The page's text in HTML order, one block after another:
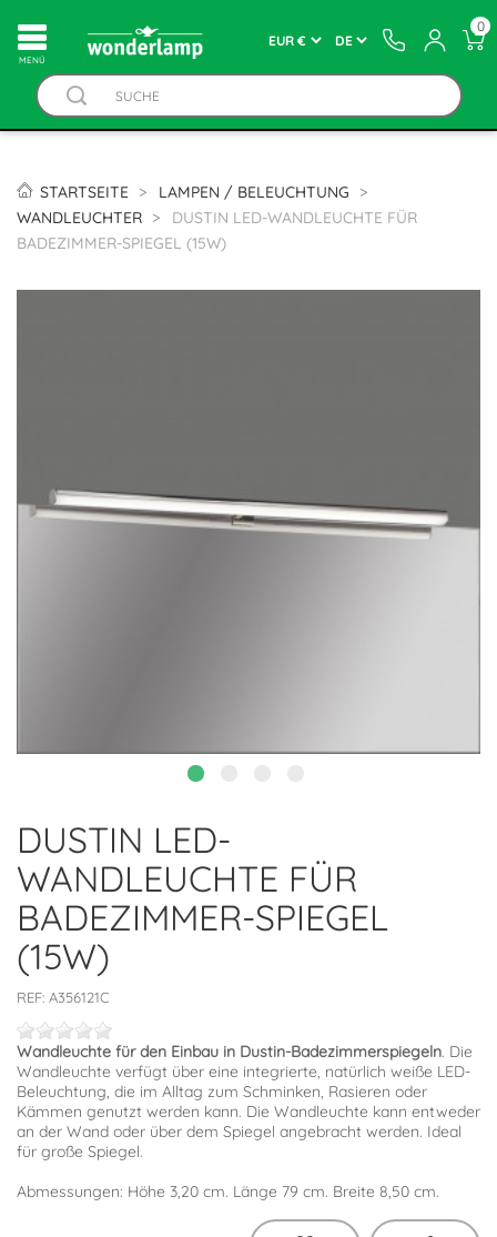
MENÚ
0
STARTSEITE
LAMPEN / BELEUCHTUNG
WANDLEUCHTER
DUSTIN LED-WANDLEUCHTE FÜR
BADEZIMMER-SPIEGEL (15W)
DUSTIN LED-
WANDLEUCHTE FÜR
BADEZIMMER-SPIEGEL
(15W)
REF: A356121C
Wandleuchte für den Einbau in Dustin-Badezimmerspiegeln. Die
Wandleuchte verfügt über eine integrierte, natürlich weiße LED-
Beleuchtung, die im Alltag zum Schminken, Rasieren oder
Kämmen genutzt werden kann. Die Wandleuchte kann entweder
an der Wand oder über dem Spiegel angebracht werden. Ideal
für große Spiegel.
Abmessungen: Höhe 3,20 cm. Länge 79 cm. Breite 8,50 cm.